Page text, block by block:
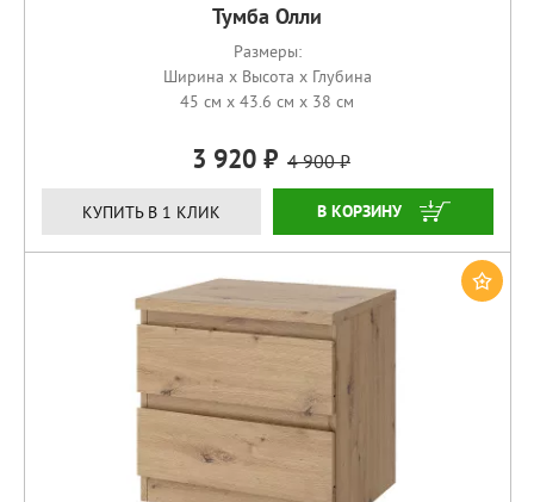
Тумба Олли
Размеры:
Ширина x Высота x Глубина
45 см x 43.6 см x 38 см
3 920 4 900
КУПИТЬ В 1 КЛИК КУПИТЬ